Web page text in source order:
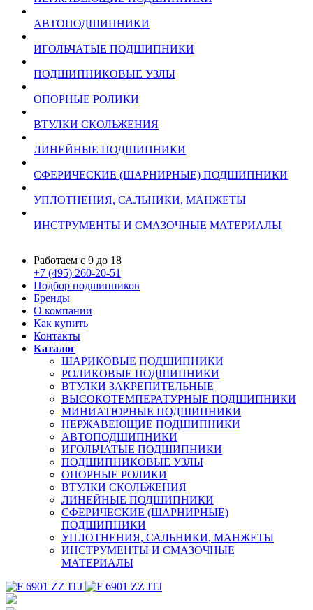
АВТОПОДШИПНИКИ
ИГОЛЬЧАТЫЕ ПОДШИПНИКИ
ПОДШИПНИКОВЫЕ УЗЛЫ
ОПОРНЫЕ РОЛИКИ
ВТУЛКИ СКОЛЬЖЕНИЯ
ЛИНЕЙНЫЕ ПОДШИПНИКИ
СФЕРИЧЕСКИЕ (ШАРНИРНЫЕ) ПОДШИПНИКИ
УПЛОТНЕНИЯ, САЛЬНИКИ, МАНЖЕТЫ
ИНСТРУМЕНТЫ И СМАЗОЧНЫЕ МАТЕРИАЛЫ
Работаем с 9 до 18
+7 (495) 260-20-51
Подбор подшипников
Бренды
О компании
Как купить
Контакты
Каталог
ШАРИКОВЫЕ ПОДШИПНИКИ
РОЛИКОВЫЕ ПОДШИПНИКИ
ВТУЛКИ ЗАКРЕПИТЕЛЬНЫЕ
ВЫСОКОТЕМПЕРАТУРНЫЕ ПОДШИПНИКИ
МИНИАТЮРНЫЕ ПОДШИПНИКИ
НЕРЖАВЕЮЩИЕ ПОДШИПНИКИ
АВТОПОДШИПНИКИ
ИГОЛЬЧАТЫЕ ПОДШИПНИКИ
ПОДШИПНИКОВЫЕ УЗЛЫ
ОПОРНЫЕ РОЛИКИ
ВТУЛКИ СКОЛЬЖЕНИЯ
ЛИНЕЙНЫЕ ПОДШИПНИКИ
СФЕРИЧЕСКИЕ (ШАРНИРНЫЕ)
ПОДШИПНИКИ
УПЛОТНЕНИЯ, САЛЬНИКИ, МАНЖЕТЫ
ИНСТРУМЕНТЫ И СМАЗОЧНЫЕ
МАТЕРИАЛЫ